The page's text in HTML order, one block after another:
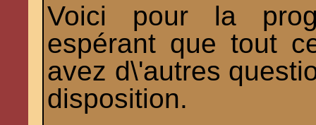
Voici pour la
espérant que tout
avez d\'autres
disposition.